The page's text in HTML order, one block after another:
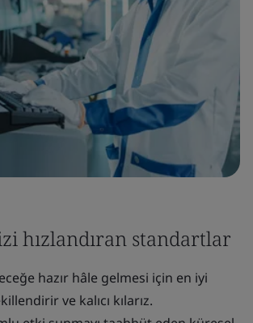
hızlandıran standartlar
hazır hâle gelmesi için en iyi
ve kalıcı kılarız.